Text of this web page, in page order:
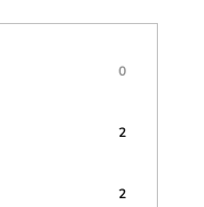
0
2
2